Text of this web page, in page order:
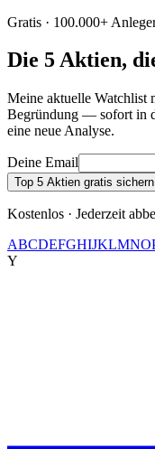
Gratis · 100.000+
Die 5 Aktien,
Meine aktuelle Watchlist
Begründung — sofort in
eine neue Analyse.
Deine Email
Top 5 Aktien gratis sichern
Kostenlos · Jederzeit
ABCDEFGHIJKLMNO
Y